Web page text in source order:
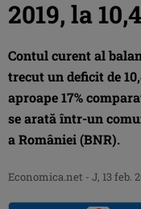
2019, la
Contul curent al
trecut un deficit de
aproape 17%
se arată într-un
a României (BNR).
Economica.net - J, 13 feb.